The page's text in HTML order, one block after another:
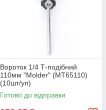
Вороток 1/4 Т-подібний
110мм "Molder" (МТ65110)
(10шт/уп)
Готово до відправки